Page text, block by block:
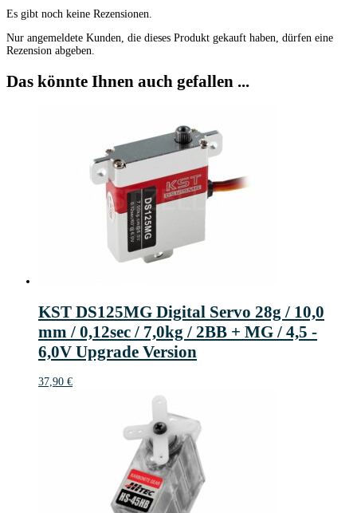
Es gibt noch keine Rezensionen.
Nur angemeldete Kunden, die dieses Produkt gekauft haben, dürfen eine
Rezension abgeben.
Das könnte Ihnen auch gefallen ...
KST DS125MG Digital Servo 28g / 10,0
mm / 0,12sec / 7,0kg / 2BB + MG / 4,5 -
6,0V Upgrade Version
37,90 €